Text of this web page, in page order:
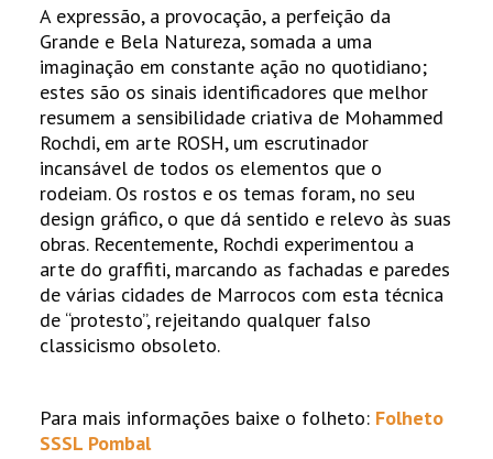
A expressão, a provocação, a perfeição da
Grande e Bela Natureza, somada a uma
imaginação em constante ação no quotidiano;
estes são os sinais identificadores que melhor
resumem a sensibilidade criativa de Mohammed
Rochdi, em arte ROSH, um escrutinador
incansável de todos os elementos que o
rodeiam. Os rostos e os temas foram, no seu
design gráfico, o que dá sentido e relevo às suas
obras. Recentemente, Rochdi experimentou a
arte do graffiti, marcando as fachadas e paredes
de várias cidades de Marrocos com esta técnica
de “protesto”, rejeitando qualquer falso
classicismo obsoleto.
Para mais informações baixe o folheto: Folheto
SSSL Pombal